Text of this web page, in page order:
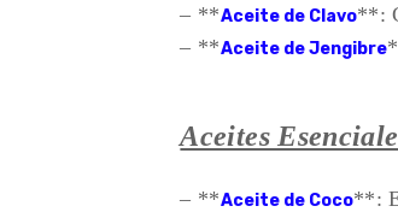
– **Aceite de Clavo**:
– **Aceite de Jengibre
Aceites
– **Aceite de Coco**: